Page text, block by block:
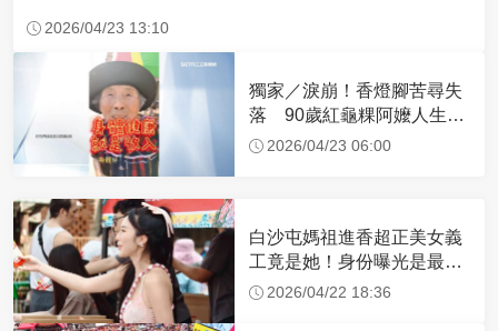
2026/04/23 13:10
獨家／淚崩！香燈腳苦尋失
落 90歲紅龜粿阿嬤人生謝
幕2026/04/23 06:00
白沙屯媽祖進香超正美女義
工竟是她！身份曝光是最美
禮生 一輩子不結婚
2026/04/22 18:36